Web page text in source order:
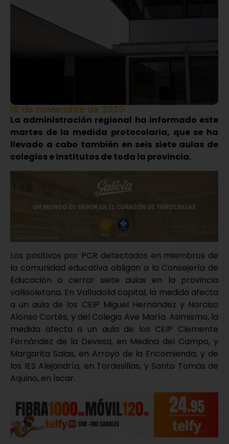
10 de noviembre de 2020
La administración regional ha informado este
martes de la medida protocolaria, que se ha
llevado a cabo también en seis siete aulas de
colegios e institutos de toda la provincia.
Los positivos por PCR detectados en miembros de
la comunidad educativa obligan a la Consejería de
Educación a cerrar siete aulas en la provincia
vallisoletana. En Valladolid capital, la medida afecta
a un aula de los CEIP Miguel Hernández y Narciso
Alonso Cortés, y del Colegio Ave María. Asimismo, la
medida afecta a un aula de los CEIP Clemente
Fernández de la Devesa, en Medina del Campo, y
Margarita Salas, en Arroyo de la Encomienda; y de
los IES Alejandría, en Tordesillas, y Santo Tomás de
Aquino, en Íscar.